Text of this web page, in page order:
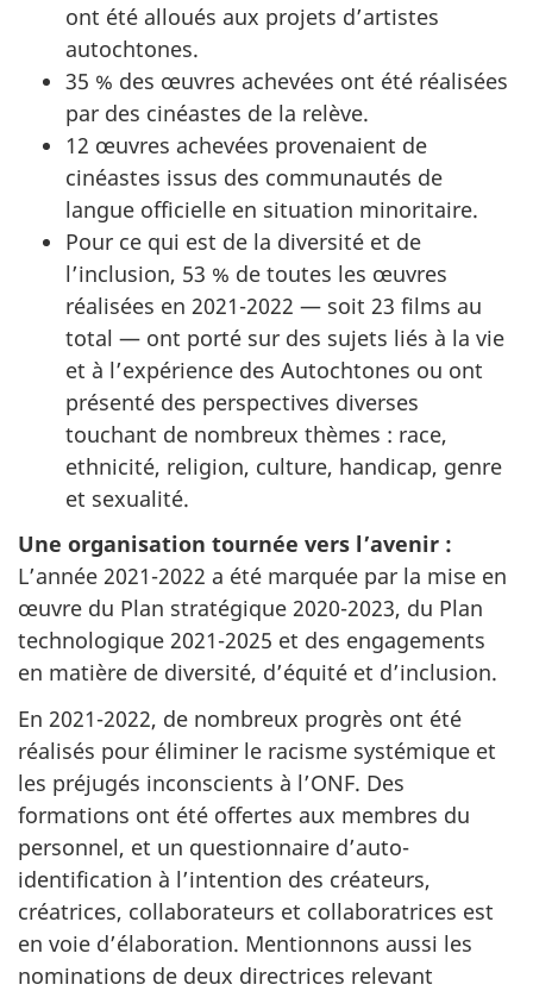
ont été alloués aux projets d’artistes
autochtones.
35 % des œuvres achevées ont été réalisées
par des cinéastes de la relève.
12 œuvres achevées provenaient de
cinéastes issus des communautés de
langue officielle en situation minoritaire.
Pour ce qui est de la diversité et de
l’inclusion, 53 % de toutes les œuvres
réalisées en 2021-2022 — soit 23 films au
total — ont porté sur des sujets liés à la vie
et à l’expérience des Autochtones ou ont
présenté des perspectives diverses
touchant de nombreux thèmes : race,
ethnicité, religion, culture, handicap, genre
et sexualité.
Une organisation tournée vers l’avenir :
L’année 2021-2022 a été marquée par la mise en
œuvre du Plan stratégique 2020-2023, du Plan
technologique 2021-2025 et des engagements
en matière de diversité, d’équité et d’inclusion.
En 2021-2022, de nombreux progrès ont été
réalisés pour éliminer le racisme systémique et
les préjugés inconscients à l’ONF. Des
formations ont été offertes aux membres du
personnel, et un questionnaire d’auto-
identification à l’intention des créateurs,
créatrices, collaborateurs et collaboratrices est
en voie d’élaboration. Mentionnons aussi les
nominations de deux directrices relevant